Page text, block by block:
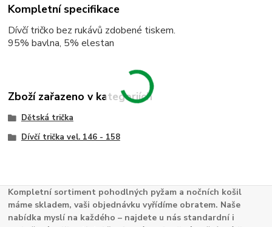
Kompletní specifikace
Dívčí tričko bez rukávů zdobené tiskem.
95% bavlna, 5% elestan
Zboží zařazeno v kategoriích
Dětská trička
Dívčí trička vel. 146 - 158
Kompletní sortiment pohodlných pyžam a nočních košil
máme skladem, vaši objednávku vyřídíme obratem. Naše
nabídka myslí na každého – najdete u nás standardní i